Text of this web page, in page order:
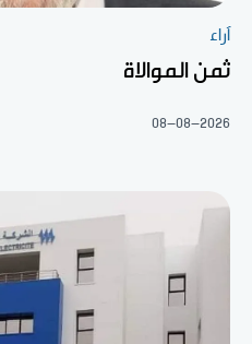
آراء
ثمن الموالاة
08-08-2026